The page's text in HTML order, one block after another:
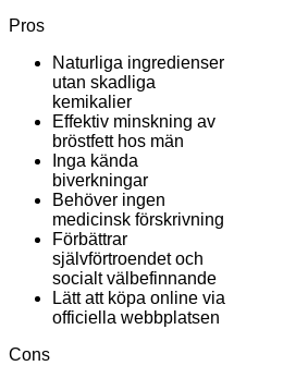
Pros
Naturliga ingredienser
utan skadliga
kemikalier
Effektiv minskning av
bröstfett hos män
Inga kända
biverkningar
Behöver ingen
medicinsk förskrivning
Förbättrar
självförtroendet och
socialt välbefinnande
Lätt att köpa online via
officiella webbplatsen
Cons